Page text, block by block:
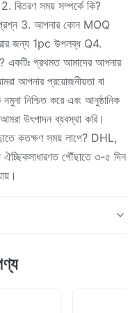
বিতরণ সময় সম্পর্কে কি?
প্রশ্ন 3. আপনার কোন MOQ
জন্য 1pc উপলব্ধ Q4.
একটিঃ প্রথমত আমাদের আপনার
আপনার প্রয়োজনীয়তা বা
নিশ্চিত করে এবং আনুষ্ঠানিক
উৎপাদন ব্যবস্থা করি।
কতক্ষণ সময় লাগে? DHL,
পৌঁছাতে ৩-৫ দিন
* ব্র্যান্ড শেংফানকোয়ার্টজ